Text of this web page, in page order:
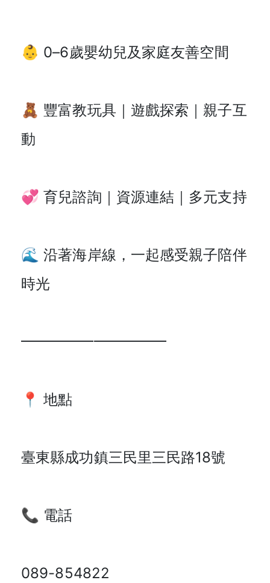
👶 0–6歲嬰幼兒及家庭友善空間
🧸 豐富教玩具｜遊戲探索｜親子互
動
💞 育兒諮詢｜資源連結｜多元支持
🌊 沿著海岸線，一起感受親子陪伴
時光
━━━━━━━━━━
📍 地點
臺東縣成功鎮三民里三民路18號
📞 電話
089-854822